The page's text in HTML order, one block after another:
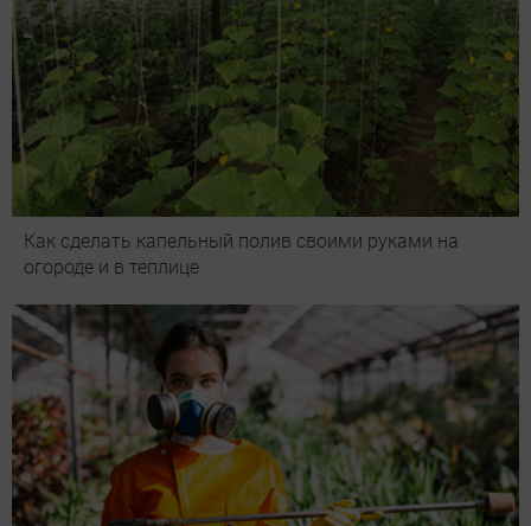
Как сделать капельный полив своими руками на
огороде и в теплице